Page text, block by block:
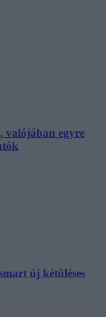
valójában egyre
új kétüléses